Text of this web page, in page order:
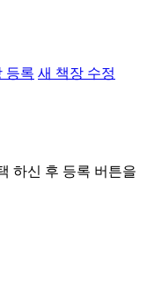
등록 새 책장 수정
하신 후 등록 버튼을